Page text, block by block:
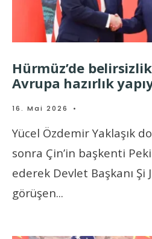
Hürmüz’de
Avrupa hazırlık
16. Mai 2026 •
Yücel Özdemir Yaklaşık
sonra Çin’in başkenti
ederek Devlet Başkanı Şi
görüşen...